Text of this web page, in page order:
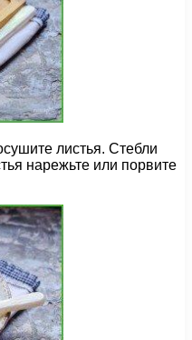
листья. Стебли
нарежьте или порвите